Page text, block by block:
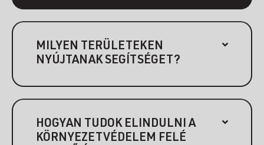
MILYEN TERÜLETEKEN
NYÚJTANAK SEGÍTSÉGET?
HOGYAN TUDOK ELINDULNI A
KÖRNYEZETVÉDELEM FELÉ